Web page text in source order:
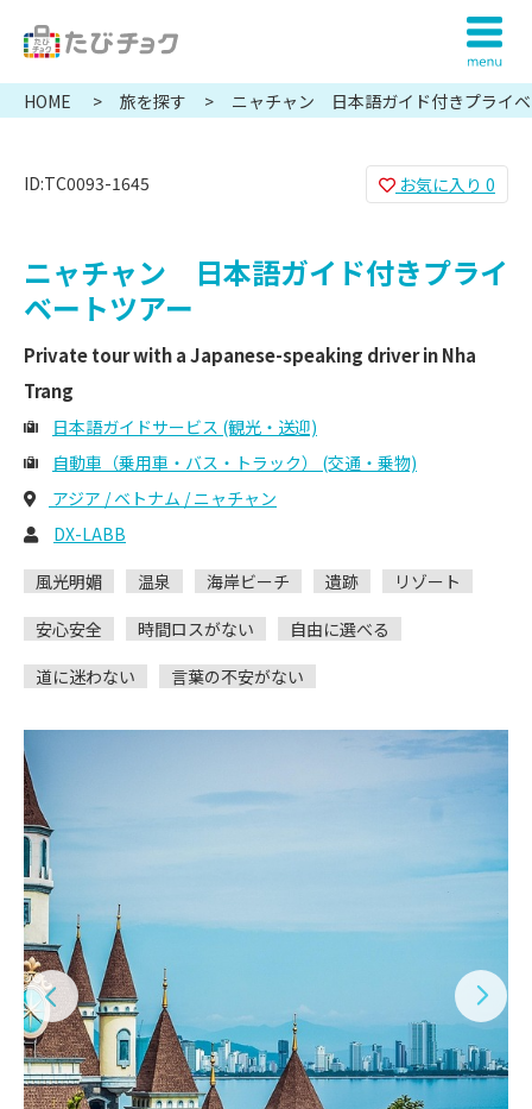
HOME 旅を探す ニャチャン 日本語ガイド付きプライ
ID:TC0093-1645 お気に入り 0
ニャチャン 日本語ガイド付きプライ
ベートツアー
Private tour with a Japanese-speaking driver in Nha
Trang
日本語ガイドサービス (観光・送迎)
自動車（乗用車・バス・トラック） (交通・乗物)
アジア / ベトナム / ニャチャン
DX-LABB
風光明媚
温泉 海岸ビーチ 遺跡
リゾート
安心安全
時間ロスがない
自由に選べる
道に迷わない
言葉の不安がない